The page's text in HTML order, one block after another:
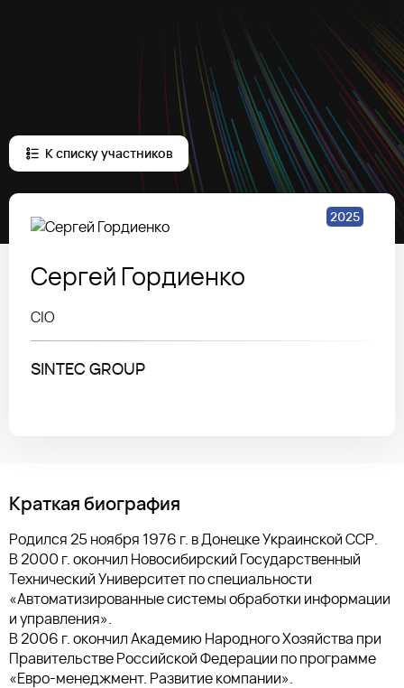
К списку участников
2025
Сергей Гордиенко
CIO
SINTEC GROUP
Краткая биография
Родился 25 ноября 1976 г. в Донецке Украинской ССР.
В 2000 г. окончил Новосибирский Государственный
Технический Университет по специальности
«Автоматизированные системы обработки информации
и управления».
В 2006 г. окончил Академию Народного Хозяйства при
Правительстве Российской Федерации по программе
«Евро-менеджмент. Развитие компании».